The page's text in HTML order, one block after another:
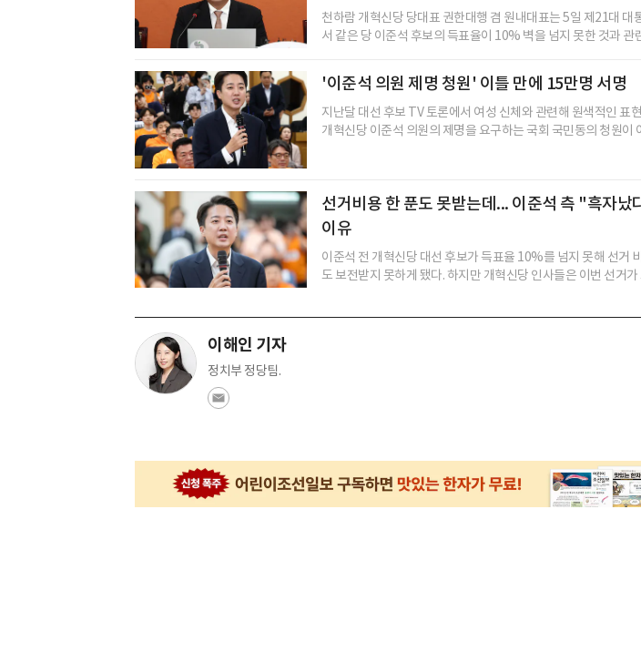
천하람 개혁신당 당대표 권한대행 겸 원내대표는 5일 제21대 대
서 같은 당 이준석 후보의 득표율이 10% 벽을 넘지 못한 것과 관
'이준석 의원 제명 청원' 이틀 만에 15만명 서명
지난달 대선 후보 TV 토론에서 여성 신체와 관련해 원색적인 표
개혁신당 이준석 의원의 제명을 요구하는 국회 국민동의 청원이
선거비용 한 푼도 못받는데... 이준석 측 "흑자났
이유
이준석 전 개혁신당 대선 후보가 득표율 10%를 넘지 못해 선거
도 보전받지 못하게 됐다. 하지만 개혁신당 인사들은 이번 선거가
이해인 기자
정치부 정당팀.